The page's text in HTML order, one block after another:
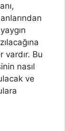
vardır. Bu
nasıl
ve